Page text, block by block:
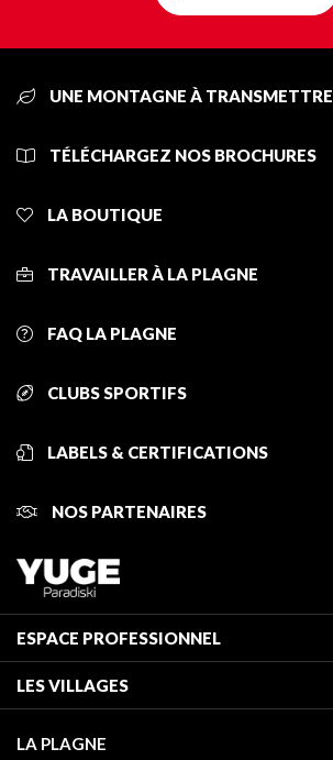
UNE MONTAGNE À TRANSMETTRE
TÉLÉCHARGEZ NOS BROCHURES
LA BOUTIQUE
TRAVAILLER À LA PLAGNE
FAQ LA PLAGNE
CLUBS SPORTIFS
LABELS & CERTIFICATIONS
NOS PARTENAIRES
ESPACE PROFESSIONNEL
Classement des meublés
Taxe de séjour
LES VILLAGES
Montchavin - Les Coches
LA PLAGNE